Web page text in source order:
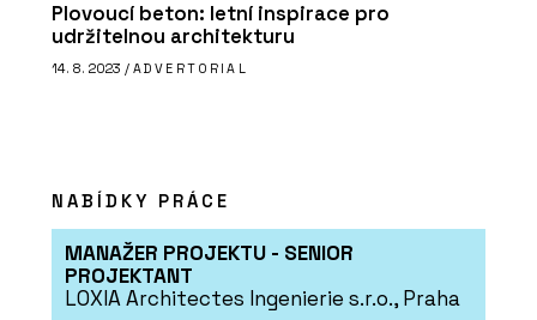
Plovoucí beton: letní inspirace pro
udržitelnou architekturu
14. 8. 2023 / ADVERTORIAL
NABÍDKY PRÁCE
MANAŽER PROJEKTU - SENIOR
PROJEKTANT
LOXIA Architectes Ingenierie s.r.o., Praha